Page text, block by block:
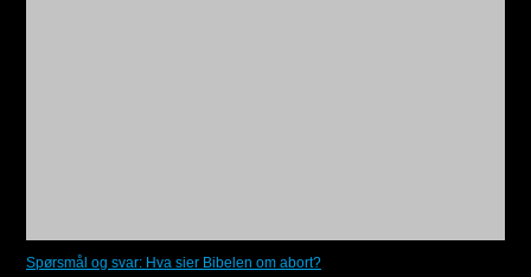
Spørsmål og svar: Hva sier Bibelen om abort?